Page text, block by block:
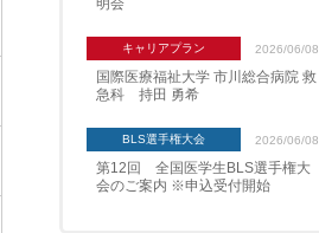
明会
キャリアプラン 2026/06/08
国際医療福祉大学 市川総合病院 救
急科 持田 勇希
BLS選手権大会 2026/06/08
第12回 全国医学生BLS選手権大
会のご案内 ※申込受付開始